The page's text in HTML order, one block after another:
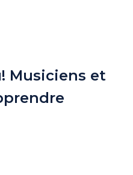
Musiciens et